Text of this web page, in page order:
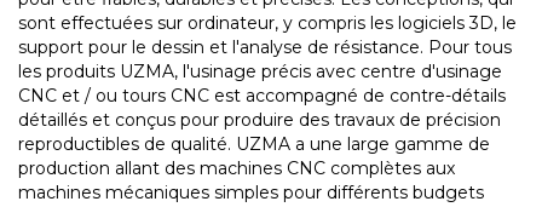
sont effectuées sur ordinateur, y compris les logiciels 3D, le
support pour le dessin et l'analyse de résistance. Pour tous
les produits UZMA, l'usinage précis avec centre d'usinage
CNC et / ou tours CNC est accompagné de contre-détails
détaillés et conçus pour produire des travaux de précision
reproductibles de qualité. UZMA a une large gamme de
production allant des machines CNC complètes aux
machines mécaniques simples pour différents budgets